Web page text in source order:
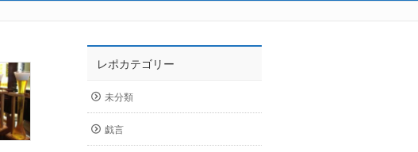
レポカテゴリー
未分類
戯言